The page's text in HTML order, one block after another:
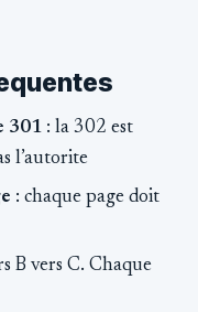
301 : la 302 est
l’autorite
: chaque page doit
B vers C. Chaque